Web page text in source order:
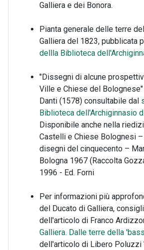
Galliera e dei Bonora.
Pianta generale delle terre
Galliera del 1823, pubblicata
dellla Biblioteca
"Dissegni di alcune
Ville e Chiese del
Danti (1578) consultabile dal
Biblioteca dell'Archiginnasio
Disponibile anche nella
Castelli e Chiese Bolognesi
disegni del cinquecento –
Bologna 1967 (Raccolta
1996 - Ed. Forni
Per informazioni più
del Ducato di Galliera,
dell'articolo di Franco
Galliera. Dalle terre della
dell'articolo di Libero Poluzzi